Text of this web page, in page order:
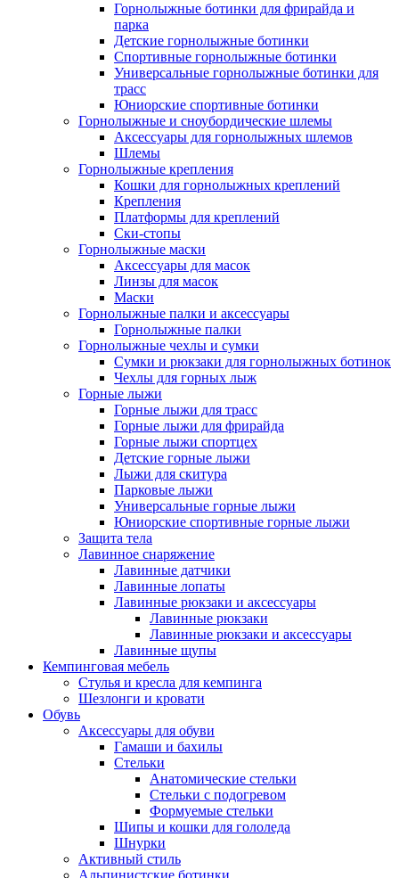
Горнолыжные ботинки для фрирайда и
парка
Детские горнолыжные ботинки
Спортивные горнолыжные ботинки
Универсальные горнолыжные ботинки для
трасс
Юниорские спортивные ботинки
Горнолыжные и сноубордические шлемы
Аксессуары для горнолыжных шлемов
Шлемы
Горнолыжные крепления
Кошки для горнолыжных креплений
Крепления
Платформы для креплений
Ски-стопы
Горнолыжные маски
Аксессуары для масок
Линзы для масок
Маски
Горнолыжные палки и аксессуары
Горнолыжные палки
Горнолыжные чехлы и сумки
Сумки и рюкзаки для горнолыжных ботинок
Чехлы для горных лыж
Горные лыжи
Горные лыжи для трасс
Горные лыжи для фрирайда
Горные лыжи спортцех
Детские горные лыжи
Лыжи для скитура
Парковые лыжи
Универсальные горные лыжи
Юниорские спортивные горные лыжи
Защита тела
Лавинное снаряжение
Лавинные датчики
Лавинные лопаты
Лавинные рюкзаки и аксессуары
Лавинные рюкзаки
Лавинные рюкзаки и аксессуары
Лавинные щупы
Кемпинговая мебель
Стулья и кресла для кемпинга
Шезлонги и кровати
Обувь
Аксессуары для обуви
Гамаши и бахилы
Стельки
Анатомические стельки
Стельки с подогревом
Формуемые стельки
Шипы и кошки для гололеда
Шнурки
Активный стиль
Альпинистские ботинки